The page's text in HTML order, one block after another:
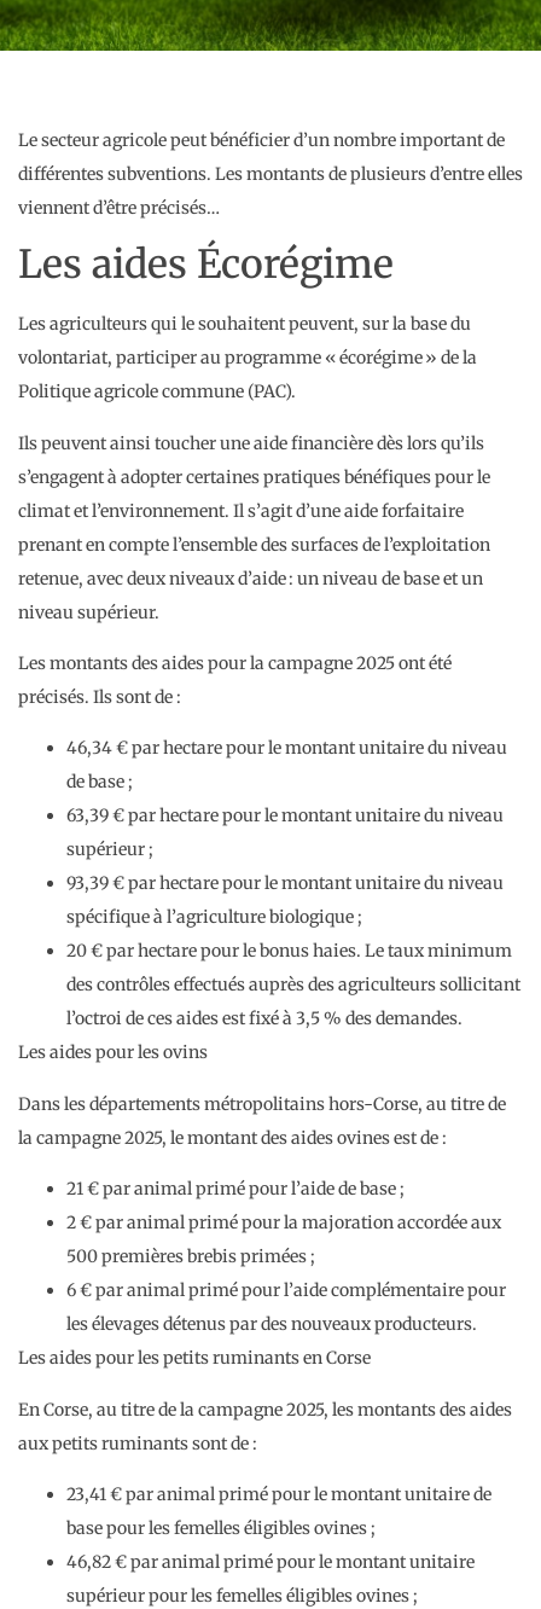
Le secteur agricole peut bénéficier d’un nombre important de
différentes subventions. Les montants de plusieurs d’entre elles
viennent d’être précisés…
Les aides Écorégime
Les agriculteurs qui le souhaitent peuvent, sur la base du
volontariat, participer au programme « écorégime » de la
Politique agricole commune (PAC).
Ils peuvent ainsi toucher une aide financière dès lors qu’ils
s’engagent à adopter certaines pratiques bénéfiques pour le
climat et l’environnement. Il s’agit d’une aide forfaitaire
prenant en compte l’ensemble des surfaces de l’exploitation
retenue, avec deux niveaux d’aide : un niveau de base et un
niveau supérieur.
Les montants des aides pour la campagne 2025 ont été
précisés. Ils sont de :
46,34 € par hectare pour le montant unitaire du niveau
de base ;
63,39 € par hectare pour le montant unitaire du niveau
supérieur ;
93,39 € par hectare pour le montant unitaire du niveau
spécifique à l’agriculture biologique ;
20 € par hectare pour le bonus haies. Le taux minimum
des contrôles effectués auprès des agriculteurs sollicitant
l’octroi de ces aides est fixé à 3,5 % des demandes.
Les aides pour les ovins
Dans les départements métropolitains hors-Corse, au titre de
la campagne 2025, le montant des aides ovines est de :
21 € par animal primé pour l’aide de base ;
2 € par animal primé pour la majoration accordée aux
500 premières brebis primées ;
6 € par animal primé pour l’aide complémentaire pour
les élevages détenus par des nouveaux producteurs.
Les aides pour les petits ruminants en Corse
En Corse, au titre de la campagne 2025, les montants des aides
aux petits ruminants sont de :
23,41 € par animal primé pour le montant unitaire de
base pour les femelles éligibles ovines ;
46,82 € par animal primé pour le montant unitaire
supérieur pour les femelles éligibles ovines ;